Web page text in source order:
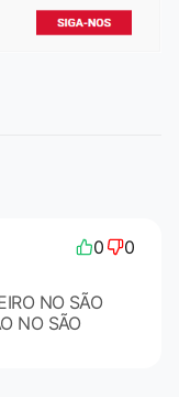
0 0
NO SÃO
NO SÃO